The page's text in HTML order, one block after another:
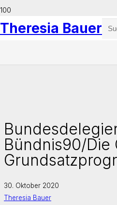
Theresia Bauer
Bündnis90/Die
30. Oktober 2020
Theresia Bauer